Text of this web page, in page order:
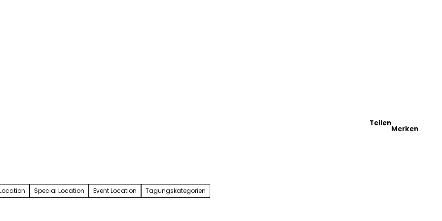
Teilen
Merken
Special Location Event Location Tagungskategorien